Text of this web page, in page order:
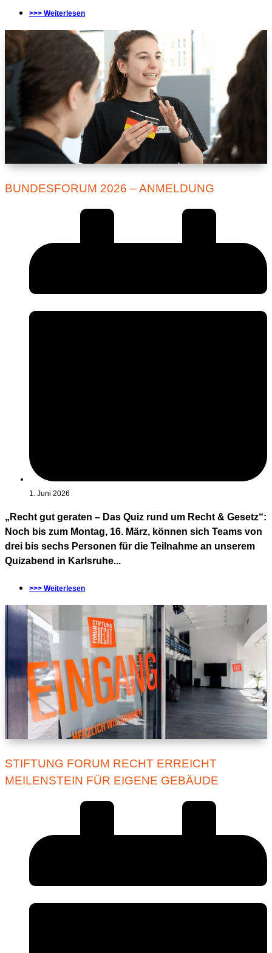
>>> Weiterlesen
BUNDESFORUM 2026 – ANMELDUNG
1. Juni 2026
„Recht gut geraten – Das Quiz rund um Recht & Gesetz“:
Noch bis zum Montag, 16. März, können sich Teams von
drei bis sechs Personen für die Teilnahme an unserem
Quizabend in Karlsruhe...
>>> Weiterlesen
STIFTUNG FORUM RECHT ERREICHT
MEILENSTEIN FÜR EIGENE GEBÄUDE